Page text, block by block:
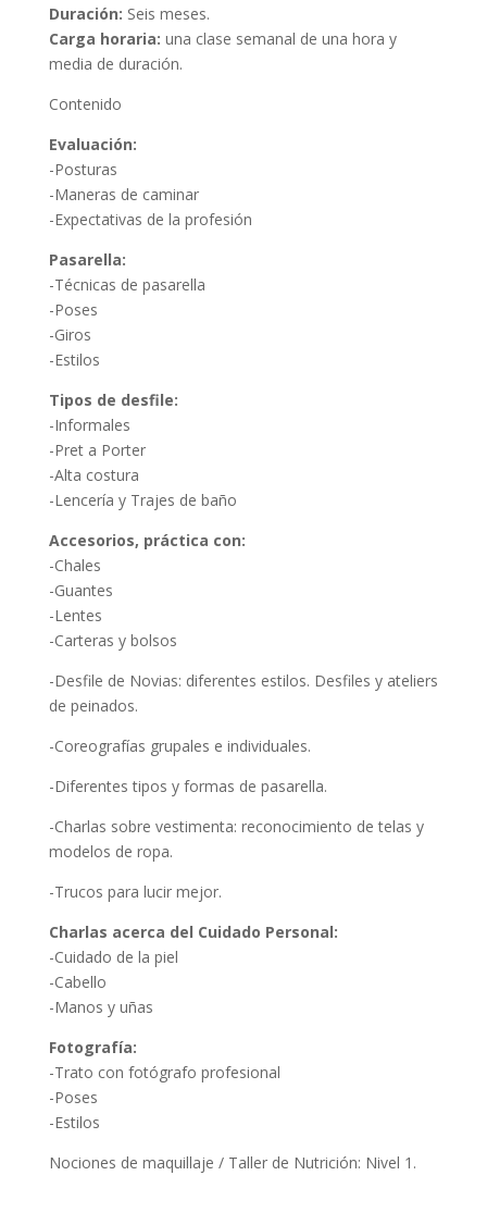
Duración: Seis meses.
Carga horaria: una clase semanal de una hora y
media de duración.
Contenido
Evaluación:
-Posturas
-Maneras de caminar
-Expectativas de la profesión
Pasarella:
-Técnicas de pasarella
-Poses
-Giros
-Estilos
Tipos de desfile:
-Informales
-Pret a Porter
-Alta costura
-Lencería y Trajes de baño
Accesorios, práctica con:
-Chales
-Guantes
-Lentes
-Carteras y bolsos
-Desfile de Novias: diferentes estilos. Desfiles y ateliers
de peinados.
-Coreografías grupales e individuales.
-Diferentes tipos y formas de pasarella.
-Charlas sobre vestimenta: reconocimiento de telas y
modelos de ropa.
-Trucos para lucir mejor.
Charlas acerca del Cuidado Personal:
-Cuidado de la piel
-Cabello
-Manos y uñas
Fotografía:
-Trato con fotógrafo profesional
-Poses
-Estilos
Nociones de maquillaje / Taller de Nutrición: Nivel 1.